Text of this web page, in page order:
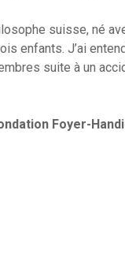
suisse, né
enfants. J’ai
suite à un
Foyer-